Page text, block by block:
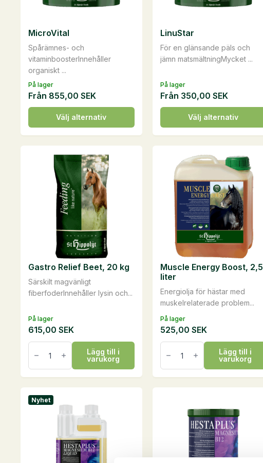
väljas
produktsidan
På lager
Spårämnes- och
vitaminboosterInnehåller
organiskt ...
MicroVital
Från 855,00 SEK
Välj alternativ
Den
här
produkten
varianter.
alternativen
produktsidan
På lager
För en glänsande päls och
jämn matsmältningMycket ...
LinuStar
Från 350,00 SEK
Välj alternativ
Den
här
produkten
flera
varianter.
olika
alternativen
väljas
produktsidan
På lager
Särskilt magvänligt
fiberfoderInnehåller lysin och...
Gastro Relief Beet, 20 kg
615,00 SEK
Gastro
Relief
20
kg
Lägg till i
varukorg
På lager
Energiolja för hästar med
muskelrelaterade problem...
Muscle Energy Boost, 2,5
liter
525,00 SEK
Muscle
Energy
Boost,
2,5
liter
Lägg till i
varukorg
Nyhet